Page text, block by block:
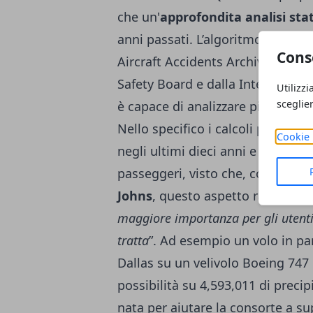
Cookie
che un'approfondita analisi
anni passati. L’algoritmo si
Aircraft Accidents Archives,
Safety Board e dalla
è capace di analizzare più di
Nello specifico i calcoli
negli ultimi dieci anni e che
passeggeri, visto che, come
Johns, questo aspetto
maggiore importanza per gli
tratta”. Ad esempio un volo in
Dallas su un velivolo Boeing
possibilità su 4,593,011 di
nata per aiutare la consorte a